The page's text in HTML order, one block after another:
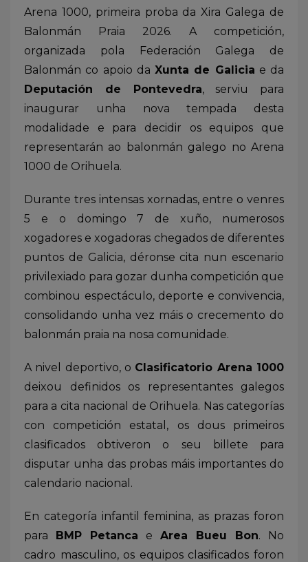
Arena 1000, primeira proba da Xira Galega de
Balonmán Praia 2026. A competición,
organizada pola Federación Galega de
Balonmán co apoio da Xunta de Galicia e da
Deputación de Pontevedra, serviu para
inaugurar unha nova tempada desta
modalidade e para decidir os equipos que
representarán ao balonmán galego no Arena
1000 de Orihuela.
Durante tres intensas xornadas, entre o venres
5 e o domingo 7 de xuño, numerosos
xogadores e xogadoras chegados de diferentes
puntos de Galicia, déronse cita nun escenario
privilexiado para gozar dunha competición que
combinou espectáculo, deporte e convivencia,
consolidando unha vez máis o crecemento do
balonmán praia na nosa comunidade.
A nivel deportivo, o Clasificatorio Arena 1000
deixou definidos os representantes galegos
para a cita nacional de Orihuela. Nas categorías
con competición estatal, os dous primeiros
clasificados obtiveron o seu billete para
disputar unha das probas máis importantes do
calendario nacional.
En categoría infantil feminina, as prazas foron
para BMP Petanca e Area Bueu Bon. No
cadro masculino, os equipos clasificados foron